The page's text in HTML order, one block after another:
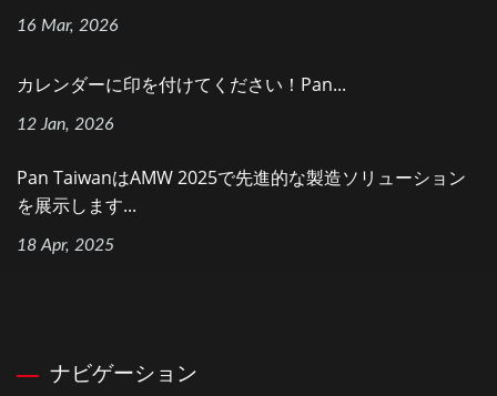
16 Mar, 2026
カレンダーに印を付けてください！Pan...
12 Jan, 2026
Pan TaiwanはAMW 2025で先進的な製造ソリューション
を展示します...
18 Apr, 2025
ナビゲーション